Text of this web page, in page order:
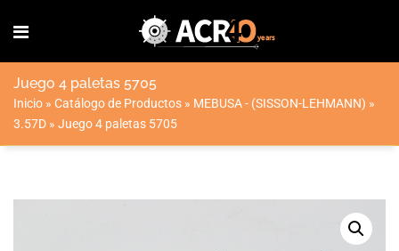
Juego 4 paletas 5705
Inicio » Catálogo de Productos » MEBUSA - (SISSON-LEHMANN) »
3.57D » Juego 4 paletas 5705